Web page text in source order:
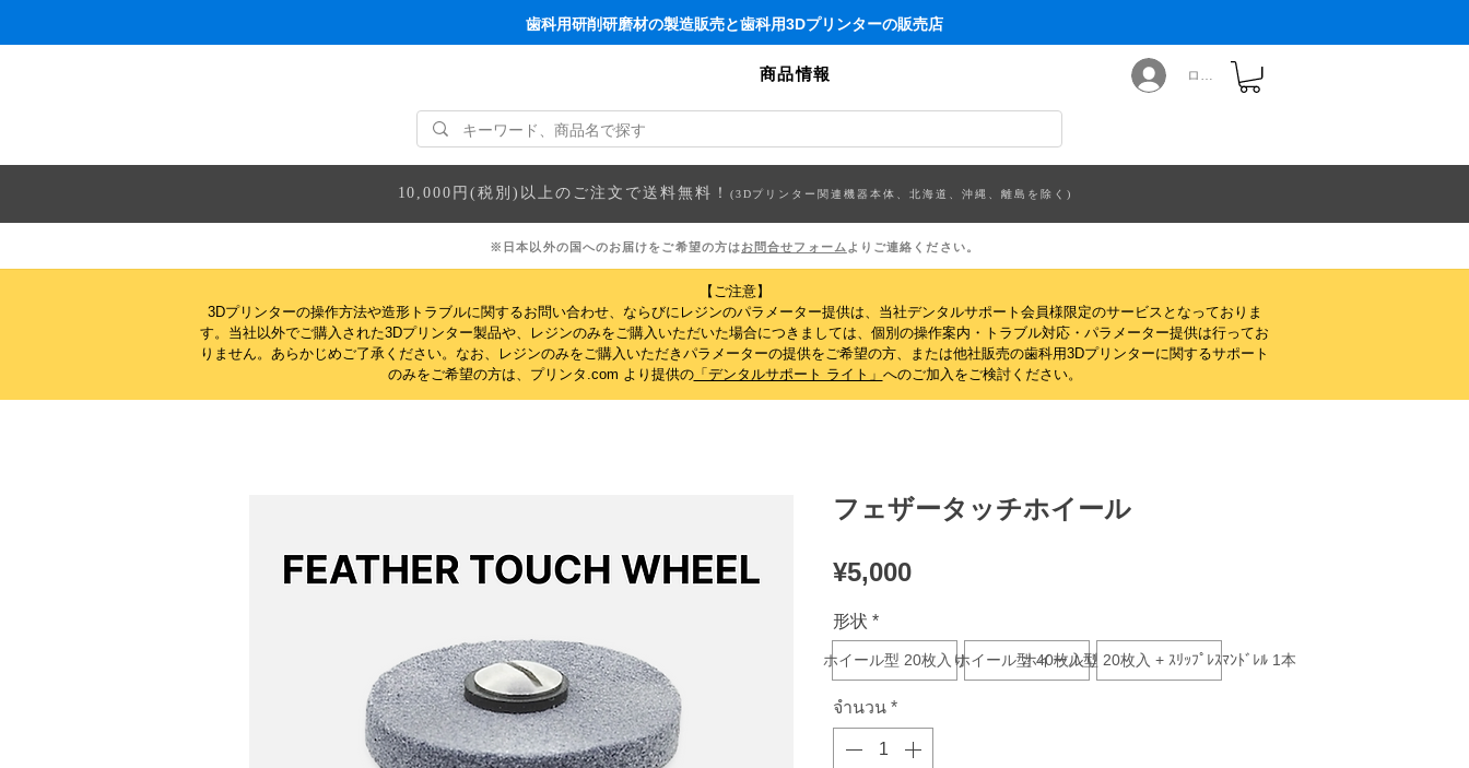
商品情報 ログイン
歯科用研削研磨材の製造販売と歯科用3Dプリンターの販売店
10,000円(税別)以上のご注文で送料無料！ (3Dプリンター関連機器本体、北海道、沖縄、離島を除く)
※日本以外の国へのお届けをご希望の方はお問合せフォームよりご連絡ください。
【ご注意】
3Dプリンターの操作方法や造形トラブルに関するお問い合わせ、ならびにレジンのパラメーター提供は、当社デンタルサポート会員様限定のサービスとなっておりま
す。当社以外でご購入された3Dプリンター製品や、レジンのみをご購入いただいた場合につきましては、個別の操作案内・トラブル対応・パラメーター提供は行ってお
りません。 あらかじめご了承ください。なお、レジンのみをご購入いただきパラメーターの提供をご希望の方、または他社販売の歯科用3Dプリンターに関するサポート
のみをご希望の方は、プリンタ.com より提供の「デンタルサポート ライト」 へのご加入をご検討ください。
フェザータッチホイール
¥5,000ราคา
形状 *
ホイール型 20枚入りホイール型 40枚入り
ホイール型 20枚入 + ｽﾘｯﾌﾟﾚｽﾏﾝﾄﾞﾚﾙ 1本
จำนวน *